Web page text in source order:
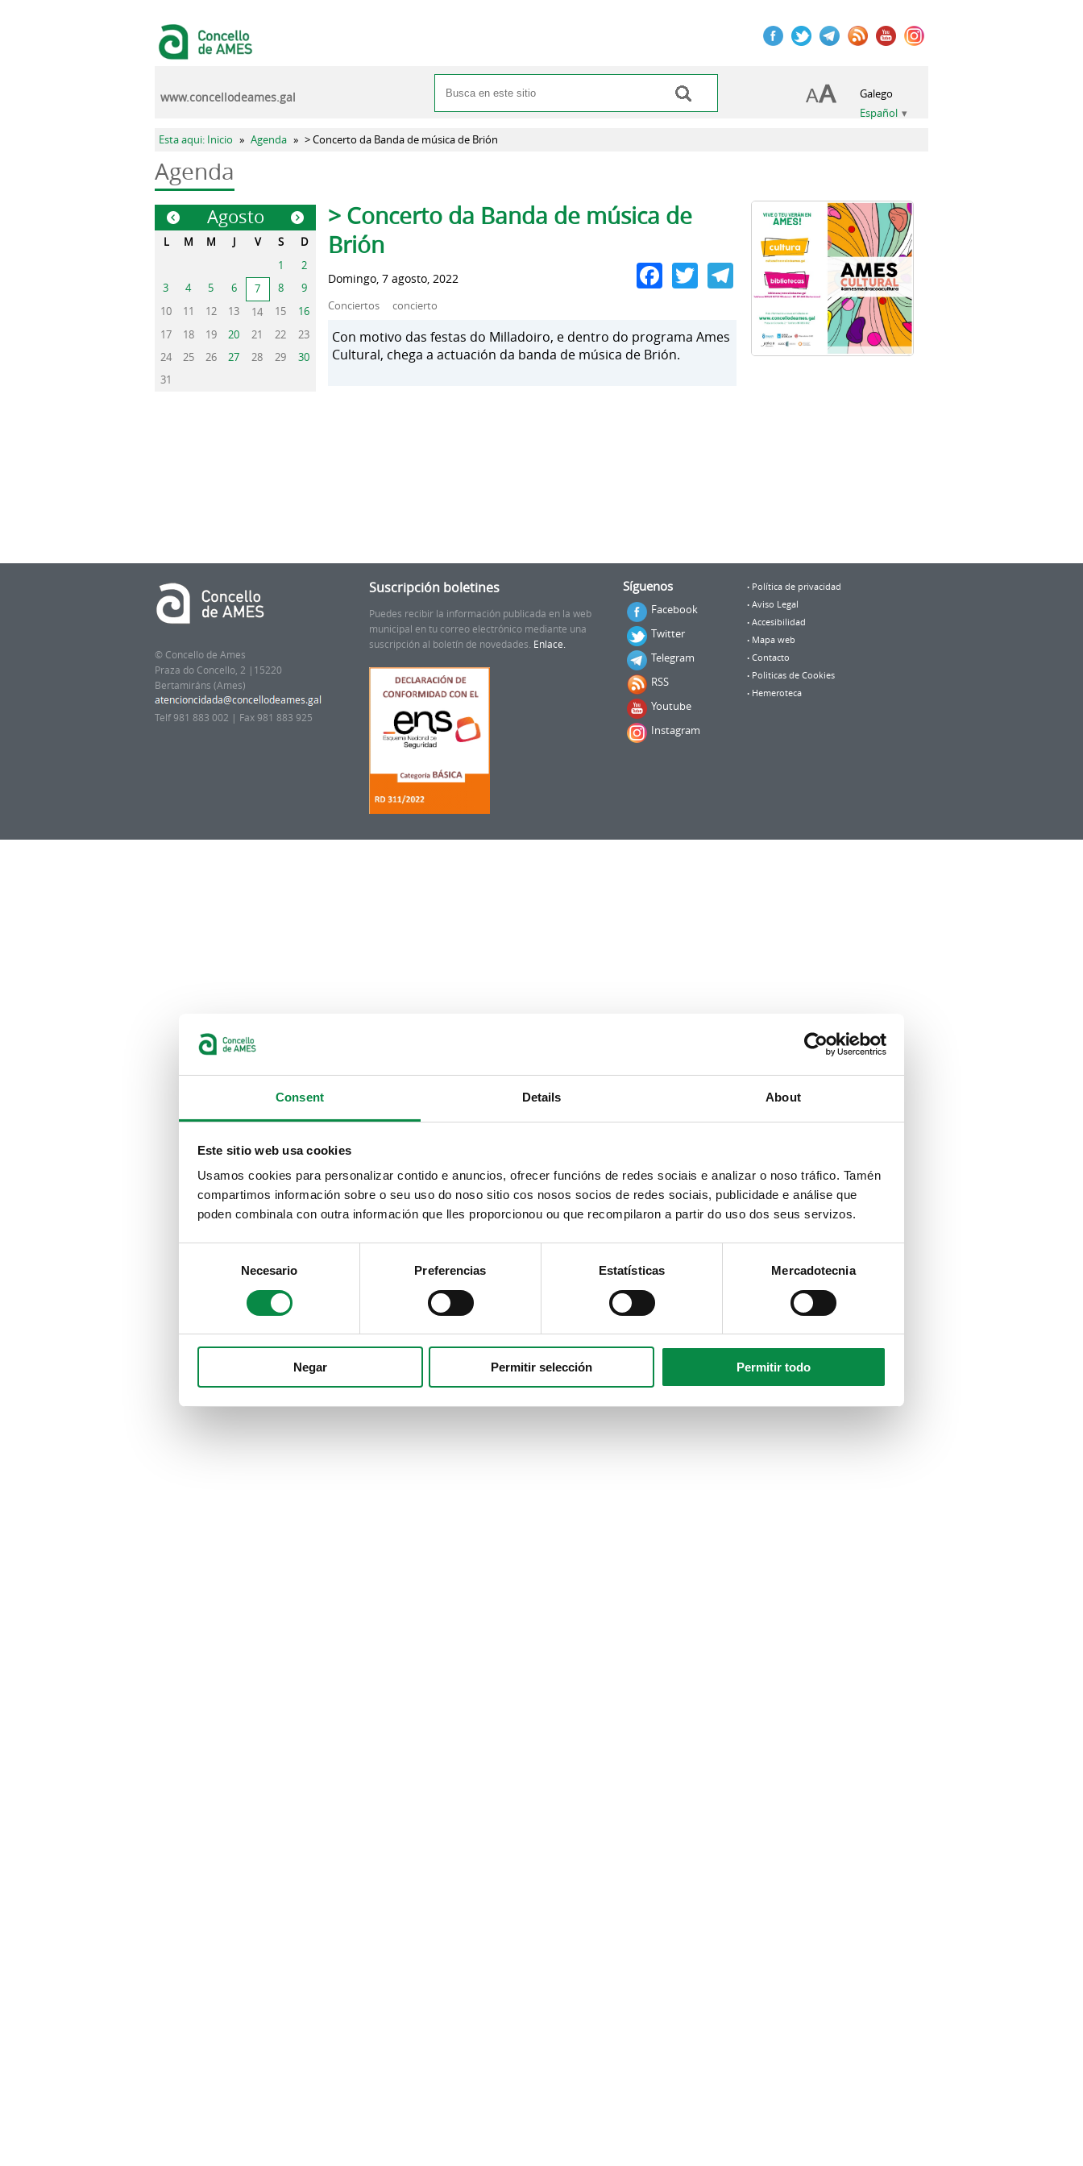
Consent Details About
Este sitio web usa cookies
Usamos cookies para personalizar contido e anuncios, ofrecer funcións de redes sociais e analizar o noso tráfico. Tamén
compartimos información sobre o seu uso do noso sitio cos nosos socios de redes sociais, publicidade e análise que
poden combinala con outra información que lles proporcionou ou que recompilaron a partir do uso dos seus servizos.
Necesario Preferencias Estatísticas Mercadotecnia
Negar Permitir selección Permitir todo
Formulario de búsqueda
Buscar
Galego
Español
www.concellodeames.gal
Se encuentra usted aquí
Esta aqui: Inicio » Agenda » > Concerto da Banda de música de Brión
Agenda
Agosto
« »
L M M J V S
D
1
2
3
4 5 6 7 8
9
10
11 12 13 14 15
16
17
18 19 20 21 22
23
24
25 26 27 28 29
30
31
Solapas principales
> Concerto da Banda de música de
Brión
Facebook
TwitterTelegram
Domingo, 7 agosto, 2022
Conciertos concierto
Con motivo das festas do Milladoiro, e dentro do programa Ames
Cultural, chega a actuación da banda de música de Brión.
© Concello de Ames
Praza do Concello, 2 |15220
Bertamiráns (Ames)
Telf 981 883 002 | Fax 981 883 925
Suscripción boletines
Puedes recibir la información publicada en la web
municipal en tu correo electrónico mediante una
suscripción al boletín de novedades. Enlace.
Síguenos
Facebook
Twitter
Telegram
RSS
Youtube
Instagram
Política de privacidad
Aviso Legal
Accesibilidad
Mapa web
Contacto
Politicas de Cookies
Hemeroteca